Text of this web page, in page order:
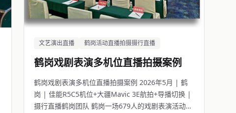
文艺演出直播 鹤岗活动直播拍摄摄行直播
鹤岗戏剧表演多机位直播拍摄案例
鹤岗戏剧表演多机位直播拍摄案例 2026年5月 | 鹤
岗 | 佳能R5C5机位+大疆Mavic 3E航拍+导播切换 |
摄行直播鹤岗团队 鹤岗一场679人的戏剧表演活动，